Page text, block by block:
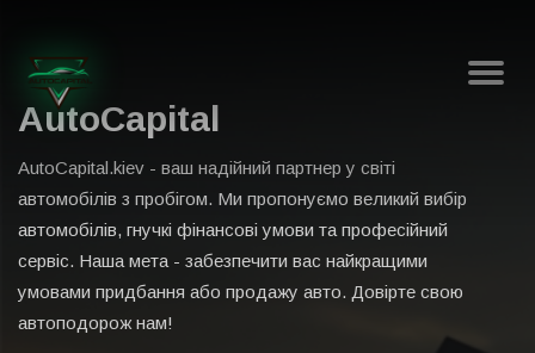
AutoCapital
AutoCapital.kiev - ваш надійний партнер у світі
автомобілів з пробігом. Ми пропонуємо великий вибір
автомобілів, гнучкі фінансові умови та професійний
сервіс. Наша мета - забезпечити вас найкращими
умовами придбання або продажу авто. Довірте свою
автоподорож нам!